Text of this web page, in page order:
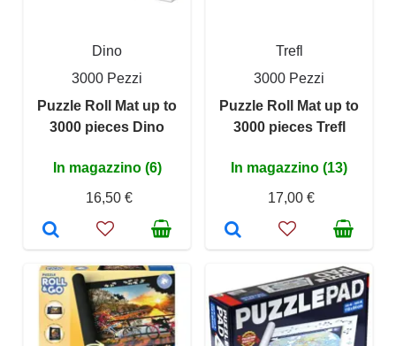
Dino
3000 Pezzi
Puzzle Roll Mat up to
3000 pieces Dino
In magazzino (6)
16,50 €
Trefl
3000 Pezzi
Puzzle Roll Mat up to
3000 pieces Trefl
In magazzino (13)
17,00 €